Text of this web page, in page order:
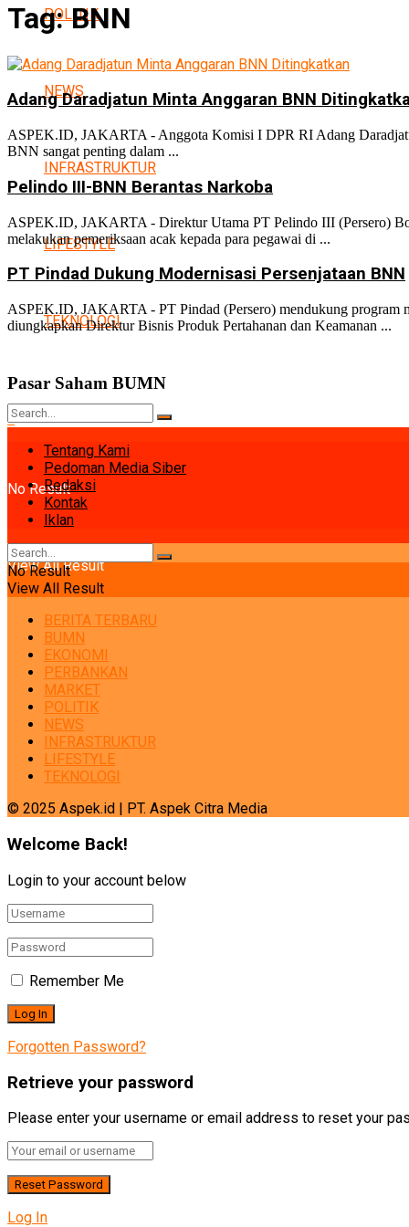
POLITIK
NEWS
INFRASTRUKTUR
LIFESTYLE
TEKNOLOGI
No Result
View All Result
Tag:BNN
Adang Daradjatun Minta Anggaran BNN
ASPEK.ID, JAKARTA - Anggota Komisi I DPR RI Adang
BNN sangat penting dalam ...
Pelindo III-BNN Berantas Narkoba
ASPEK.ID, JAKARTA - Direktur Utama PT Pelindo III (Persero)
melakukan pemeriksaan acak kepada para pegawai di ...
PT Pindad Dukung Modernisasi Persenjataan BNN
ASPEK.ID, JAKARTA - PT Pindad (Persero) mendukung program
diungkapkan Direktur Bisnis Produk Pertahanan dan Keamanan ...
Pasar Saham BUMN
Tentang Kami
Pedoman Media Siber
Redaksi
Kontak
Iklan
No Result
View All Result
BERITA TERBARU
BUMN
EKONOMI
PERBANKAN
MARKET
POLITIK
NEWS
INFRASTRUKTUR
LIFESTYLE
TEKNOLOGI
© 2025 Aspek.id | PT. Aspek Citra Media
Welcome Back!
Login to your account below
Remember Me
Forgotten Password?
Retrieve your password
Please enter your username or email address to reset your
Log In